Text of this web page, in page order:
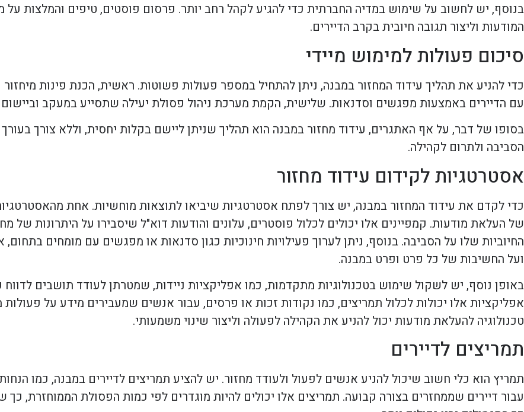
בנוסף, יש לחשוב על שימוש במדיה החברתית כדי להגיע לקהל רחב יותר. פרסום פוסטים, טיפים והמלצות על
המודעות וליצור תגובה חיובית בקרב הדיירים.
סיכום פעולות למימוש מיידי
כדי להניע את תהליך עידוד המחזור במבנה, ניתן להתחיל במספר פעולות פשוטות. ראשית, הכנת פינות
עם הדיירים באמצעות מפגשים וסדנאות. שלישית, הקמת מערכת ניהול פסולת יעילה שתסייע במעקב
בסופו של דבר, על אף האתגרים, עידוד מחזור במבנה הוא תהליך שניתן ליישם בקלות יחסית, וללא צורך
הסביבה ולתרום לקהילה.
אסטרטגיות לקידום עידוד מחזור
כדי לקדם את עידוד המחזור במבנה, יש צורך לפתח אסטרטגיות שיביאו לתוצאות מוחשיות. אחת
של העלאת מודעות. קמפיינים אלו יכולים לכלול פוסטרים, עלונים והודעות דוא"ל שיסבירו על היתרונות של
החיוביות שלו על הסביבה. בנוסף, ניתן לערוך פעילויות חינוכיות כגון סדנאות או מפגשים עם מומחים
ועל החשיבות של כל פרט ופרט במבנה.
באופן נוסף, יש לשקול שימוש בטכנולוגיות מתקדמות, כמו אפליקציות ניידות, שמטרתן לעודד תושבים
אפליקציות אלו יכולות לכלול תמריצים, כמו נקודות זכות או פרסים, עבור אנשים שמעבירים מידע על פעולות
טכנולוגיה להעלאת מודעות יכול להניע את הקהילה לפעולה וליצור שינוי משמעותי.
תמריצים לדיירים
תמריץ הוא כלי חשוב שיכול להניע אנשים לפעול ולעודד מחזור. יש להציע תמריצים לדיירים במבנה, כמו
עבור דיירים שממחזרים בצורה קבועה. תמריצים אלו יכולים להיות מוגדרים לפי כמות הפסולת הממוחזרת,